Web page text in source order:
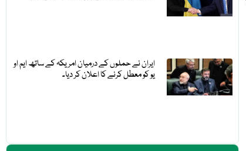
ایران نے حملوں کے درمیان امریکہ کے ساتھ ایم او
یو کو معطل کرنے کا اعلان کر دیا۔